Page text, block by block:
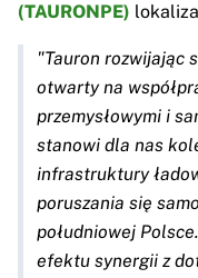
(TAURONPE)
"Tauron rozwijając
otwarty na
przemysłowymi i
stanowi dla nas
infrastruktury
poruszania się
południowej
efektu synergii z